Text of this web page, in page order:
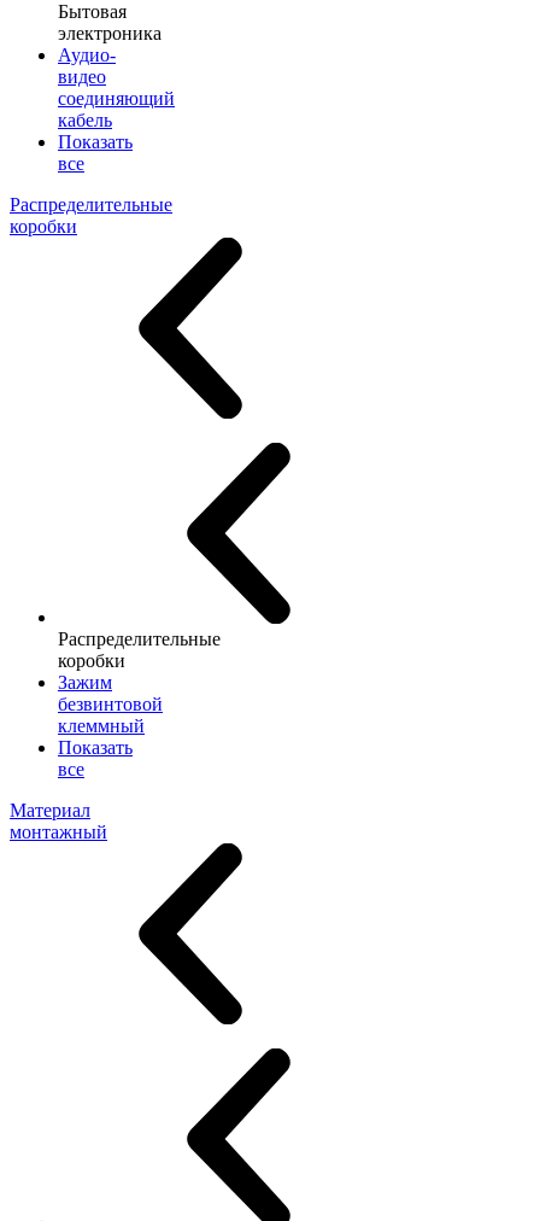
Бытовая
электроника
Аудио-
видео
соединяющий
кабель
Показать
все
Распределительные
коробки
Распределительные
коробки
Зажим
безвинтовой
клеммный
Показать
все
Материал
монтажный